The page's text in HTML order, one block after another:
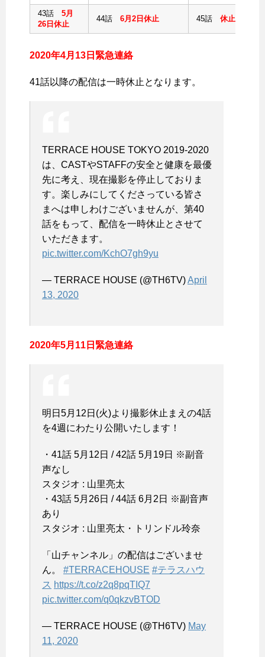
43話 5月
26日休止
44話 6月2日休止 45話 休止
2020年4月13日緊急連絡
41話以降の配信は一時休止となります。
TERRACE HOUSE TOKYO 2019-2020
は、CASTやSTAFFの安全と健康を最優
先に考え、現在撮影を停止しておりま
す。楽しみにしてくださっている皆さ
まへは申しわけございませんが、第40
話をもって、配信を一時休止とさせて
いただきます。
pic.twitter.com/KchO7gh9yu
— TERRACE HOUSE (@TH6TV)April
13, 2020
2020年5月11日緊急連絡
明日5月12日(火)より撮影休止まえの4話
を4週にわたり公開いたします！
・41話 5月12日 / 42話 5月19日 ※副音
声なし
スタジオ : 山里亮太
・43話 5月26日 / 44話 6月2日 ※副音声
あり
スタジオ : 山里亮太・トリンドル玲奈
「山チャンネル」の配信はございませ
ん。 #TERRACEHOUSE #テラスハウ
ス https://t.co/z2q8pqTIQ7
pic.twitter.com/q0qkzvBTOD
— TERRACE HOUSE (@TH6TV) May
11, 2020